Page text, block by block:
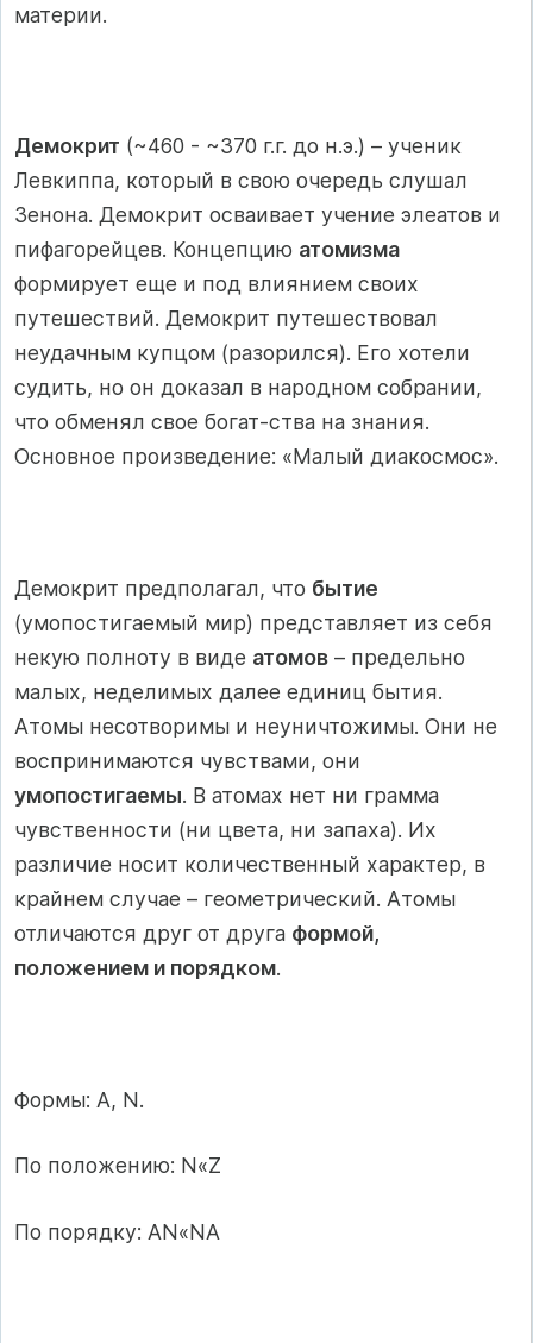
материи.
Демокрит (~460 - ~370 г.г. до н.э.) – ученик
Левкиппа, который в свою очередь слушал
Зенона. Демокрит осваивает учение элеатов и
пифагорейцев. Концепцию атомизма
формирует еще и под влиянием своих
путешествий. Демокрит путешествовал
неудачным купцом (разорился). Его хотели
судить, но он доказал в народном собрании,
что обменял свое богат-ства на знания.
Основное произведение: «Малый диакосмос».
Демокрит предполагал, что бытие
(умопостигаемый мир) представляет из себя
некую полноту в виде атомов – предельно
малых, неделимых далее единиц бытия.
Атомы несотворимы и неуничтожимы. Они не
воспринимаются чувствами, они
умопостигаемы. В атомах нет ни грамма
чувственности (ни цвета, ни запаха). Их
различие носит количественный характер, в
крайнем случае – геометрический. Атомы
отличаются друг от друга формой,
положением и порядком.
Формы: А, N.
По положению: N«Z
По порядку: AN«NA